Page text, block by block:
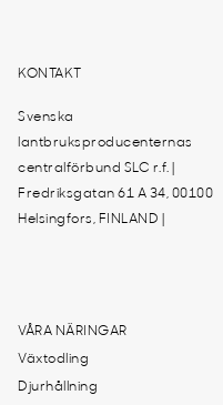
KONTAKT
Svenska
lantbruksproducenternas
centralförbund SLC r.f. |
Fredriksgatan 61 A 34, 00100
Helsingfors, FINLAND |
VÅRA NÄRINGAR
Växtodling
Djurhållning